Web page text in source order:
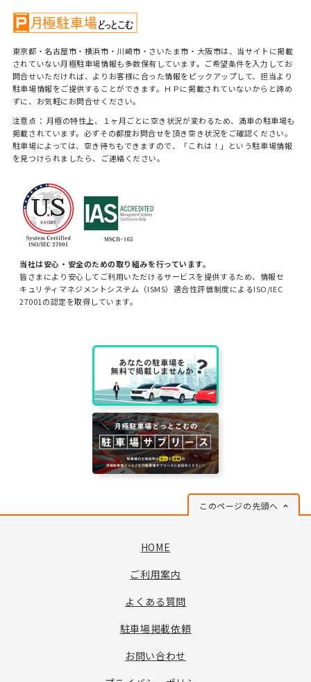
東京都・名古屋市・横浜市・川崎市・さいたま市・大阪市は、当サイトに掲載
されていない月極駐車場情報も多数保有しています。ご希望条件を入力してお
問合せいただければ、よりお客様に合った情報をピックアップして、担当より
駐車場情報をご提供することができます。ＨＰに掲載されていないからと諦め
ずに、お気軽にお問合せください。
注意点： 月極の特性上、１ヶ月ごとに空き状況が変わるため、満車の駐車場も
掲載されています。必ずその都度お問合せを頂き空き状況をご確認ください。
駐車場によっては、空き待ちもできますので、「これは！」という駐車場情報
を見つけられましたら、ご連絡ください。
当社は安心・安全のための取り組みを行っています。
皆さまにより安心してご利用いただけるサービスを提供するため、情報セ
キュリティマネジメントシステム（ISMS）適合性評価制度によるISO/IEC
27001の認定を取得しています。
このページの先頭へ
HOME
ご利用案内
よくある質問
駐車場掲載依頼
お問い合わせ